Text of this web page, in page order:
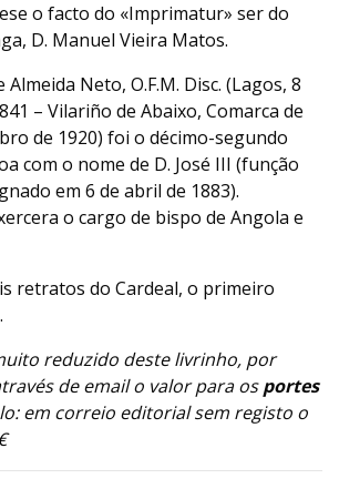
o facto do «Imprimatur» ser do
D. Manuel Vieira Matos.
Almeida Neto, O.F.M. Disc. (Lagos, 8
– Vilariño de Abaixo, Comarca de
de 1920) foi o décimo-segundo
com o nome de D. José III (função
em 6 de abril de 1883).
o cargo de bispo de Angola e
retratos do Cardeal, o primeiro
reduzido deste livrinho, por
de email o valor para osportes
em correio editorial sem registo o